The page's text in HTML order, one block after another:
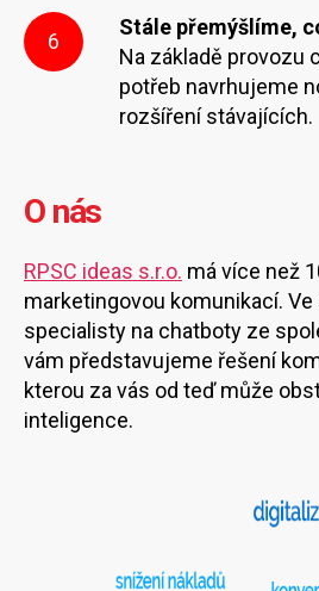
6
Stále přemýšlíme,
Na základě provozu
potřeb navrhujeme
rozšíření stávajících.
O nás
RPSC ideas s.r.o. má více než
marketingovou komunikací.
specialisty na chatboty ze
vám představujeme řešení
kterou za vás od teď může
inteligence.